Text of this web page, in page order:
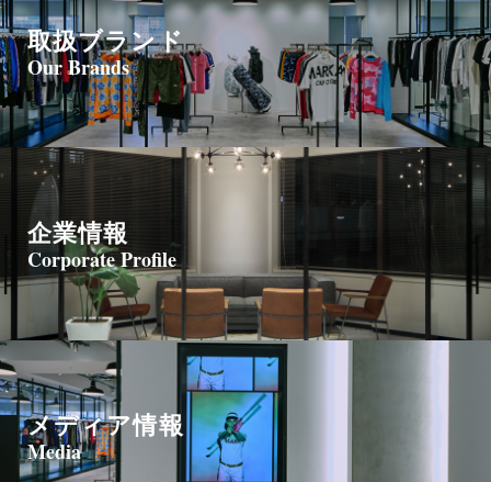
取扱ブランド
Our Brands
企業情報
Corporate Profile
メディア情報
Media